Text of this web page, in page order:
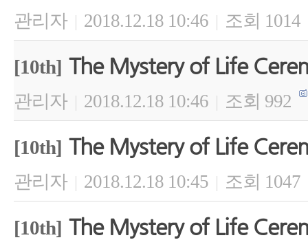
관리자 | 2018.12.18 10:46 | 조회 1014
[10th] The Mystery of Life
관리자 | 2018.12.18 10:46 | 조회 992
[10th] The Mystery of Life
관리자 | 2018.12.18 10:45 | 조회 1047
[10th] The Mystery of Life